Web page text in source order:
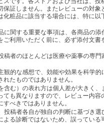
証しません。またレビューの対象
化粧品に該当する場合には、特に以
に関する重要な事項は、各商品の添
ご利用いただく前に、必ず添付文書
稿者のほとんどは医療や薬事の専門
観的な感想で、効能や効果を科学的
たものではありません。
含む）の表れ方は個人差が大きく、
ても異なりますので、レビュー内容
べきではありません。
投稿者各自が独自の判断に基づき選
よる診断ではないため、誤っている